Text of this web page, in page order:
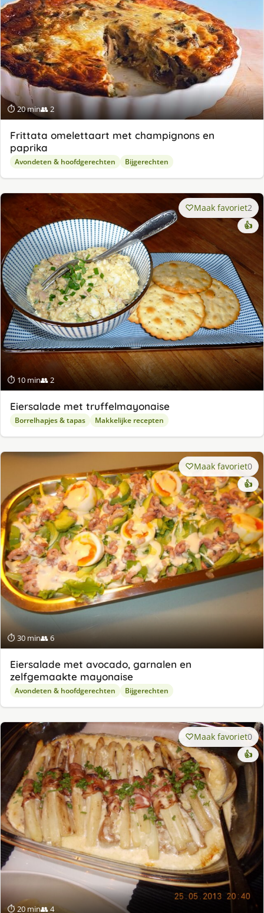
⏱ 20 min👥 2
Frittata omelettaart met champignons en
paprika
Avondeten & hoofdgerechten Bijgerechten
⏱ 10 min👥 2
Maak favoriet2
👍
Eiersalade met truffelmayonaise
Borrelhapjes & tapas Makkelijke recepten
⏱ 30 min👥 6
Maak favoriet0
👍
Eiersalade met avocado, garnalen en
zelfgemaakte mayonaise
Avondeten & hoofdgerechten Bijgerechten
⏱ 20 min👥 4
Maak favoriet0
👍